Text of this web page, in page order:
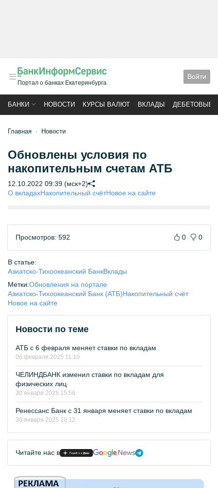
Портал о банках Екатеринбурга
Войти
БАНКИ НОВОСТИ КУРСЫ ВАЛЮТ ВКЛАДЫ ДЕБЕТОВЫЕ
Главная Новости
Обновлены условия по
накопительным счетам АТБ
12.10.2022 09:39 (мск+2)
О вкладахНакопительный счётНовое на сайте
Просмотров: 592 0 0
В статье:
Азиатско-Тихоокеанский БанкВклады
Метки:Обновления на портале
Азиатско-Тихоокеанский Банк (АТБ)Накопительный счёт
Новое на сайте
Новости по теме
АТБ с 6 февраля меняет ставки по вкладам
06 февраля 2025 11:10
ЧЕЛИНДБАНК изменил ставки по вкладам для
физических лиц
30 января 2025 15:56
Ренессанс Банк с 31 января меняет ставки по вкладам
30 января 2025 10:12
Читайте нас в